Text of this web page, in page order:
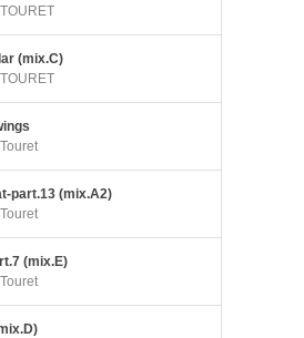
(mix.C)
part.13 (mix.A2)
(mix.E)